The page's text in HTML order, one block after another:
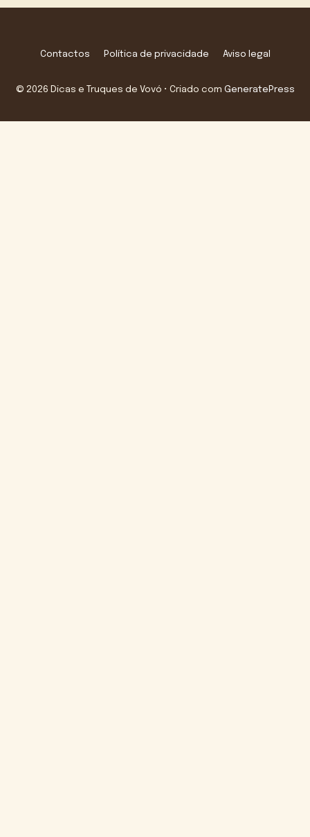
Contactos Política de privacidade Aviso legal
© 2026 Dicas e Truques de Vovó • Criado com GeneratePress